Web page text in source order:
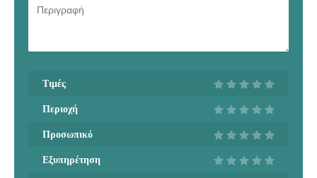
Τιμές
Περιοχή
Προσωπικό
Εξυπηρέτηση